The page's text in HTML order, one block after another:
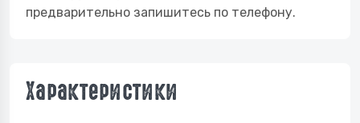
предварительно запишитесь по телефону.
Характеристики